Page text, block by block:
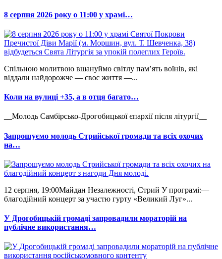
8 серпня 2026 року о 11:00 у храмі…
Спільною молитвою вшануймо світлу пам’ять воїнів, які
віддали найдорожче — своє життя —...
Коли на вулиці +35, а в отця багато…
__Молодь Самбірсько-Дрогобицької єпархії після літургії__
Запрошуємо молодь Стрийської громади та всіх охочих
на…
12 серпня, 19:00Майдан Незалежності, Стрий У програмі:—
благодійний концерт за участю гурту «Великий Луг»...
У Дрогобицькій громаді запровадили мораторій на
публічне використання…